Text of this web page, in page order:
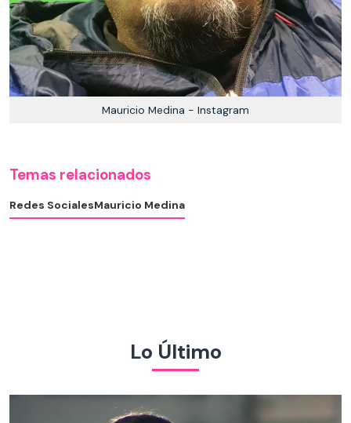
Mauricio Medina - Instagram
Temas relacionados
Redes SocialesMauricio Medina
Lo Último